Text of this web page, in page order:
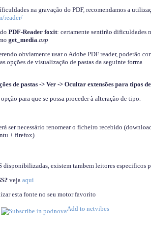
na gravação do PDF, recomendamos a
reader/
PDF-Reader foxit: certamente sentirão dificuldades
get_media.asp
obviamente usar o Adobe PDF reader, poderão
opções de visualização de pastas da seguinte forma
de pastas -> Ver -> Ocultar extensões para tipos
para que se possa proceder à alteração de tipo.
ser necessário renomear o ficheiro recebido
+ firefox)
disponibilizadas, existem tambem leitores especificos
veja aqui
esta fonte no seu motor favorito